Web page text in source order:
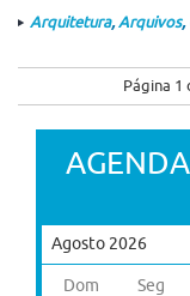
Arquitetura,Arquivos,
Página 1
AGENDA
Agosto 2026
Dom Seg